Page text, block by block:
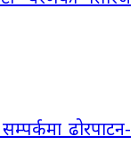
ढोरपाटन-